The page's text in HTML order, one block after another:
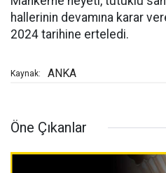
hallerinin devamına karar
2024 tarihine erteledi.
Kaynak: ANKA
Öne Çıkanlar